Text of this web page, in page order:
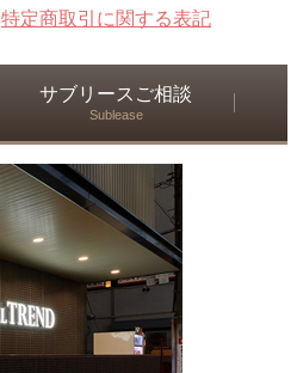
特定商取引に関する表記
サブリースご相談
Sublease